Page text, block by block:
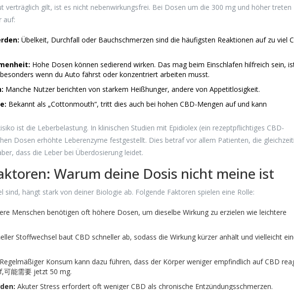
verträglich gilt, ist es nicht nebenwirkungsfrei. Bei Dosen um die 300 mg und höher treten
auf:
Übelkeit, Durchfall oder Bauchschmerzen sind die häufigsten Reaktionen auf zu viel
Hohe Dosen können sedierend wirken. Das mag beim Einschlafen hilfreich sein,
wenn du Auto fährst oder konzentriert arbeiten musst.
Manche Nutzer berichten von starkem Heißhunger, andere von Appetitlosigkeit.
Bekannt als „Cottonmouth“, tritt dies auch bei hohen CBD-Mengen auf und kann
ist die Leberbelastung. In klinischen Studien mit Epidiolex (ein rezeptpflichtiges CBD-
Dosen erhöhte Leberenzyme festgestellt. Dies betraf vor allem Patienten, die
dass die Leber bei Überdosierung leidet.
Warum deine Dosis nicht meine ist
sind, hängt stark von deiner Biologie ab. Folgende Faktoren spielen eine Rolle:
Menschen benötigen oft höhere Dosen, um dieselbe Wirkung zu erzielen wie leichtere
Stoffwechsel baut CBD schneller ab, sodass die Wirkung kürzer anhält und vielleicht
Regelmäßiger Konsum kann dazu führen, dass der Körper weniger empfindlich auf CBD
可能需要 jetzt 50 mg.
Akuter Stress erfordert oft weniger CBD als chronische Entzündungsschmerzen.